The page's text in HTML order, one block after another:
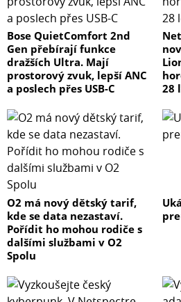
Bose QuietComfort 2nd
Gen přebírají funkce
dražších Ultra. Mají
prostorový zvuk, lepší ANC
a poslech přes USB-C
28
O2 má nový dětský tarif,
kde se data nezastaví.
Pořídit ho mohou rodiče s
dalšími službami v O2
Spolu